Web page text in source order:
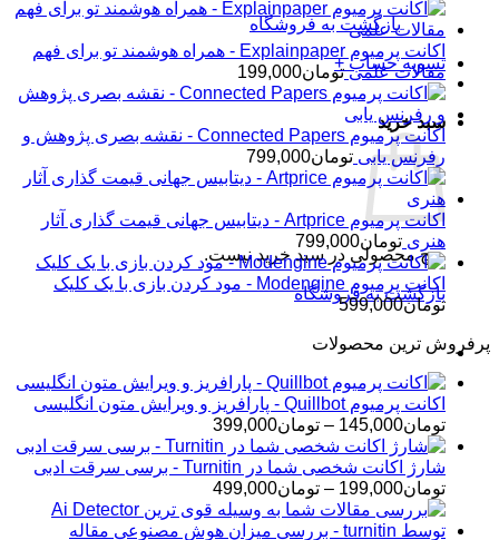
بازگشت به فروشگاه
تسویه حساب +
سبد خرید
هیچ محصولی در سبد خرید نیست.
بازگشت به فروشگاه
تا
تومان499,000
اکانت پرمیوم Explainpaper - همراه هوشمند تو برای فهم
مقالات علمی تومان199,000
اکانت پرمیوم Connected Papers - نقشه بصری پژوهش و
رفرنس یابی تومان799,000
اکانت پرمیوم Artprice - دیتابیس جهانی قیمت ‌گذاری آثار
هنری تومان799,000
اکانت پرمیوم Modengine - مود کردن بازی با یک کلیک
تومان599,000
پرفروش ترین محصولات
اکانت پرمیوم Quillbot - پارافریز و ویرایش متون انگلیسی
تومان145,000
– تومان399,000محدوده
قیمت:
تومان145,000
تا
تومان399,000
شارژ اکانت شخصی شما در Turnitin - برسی سرقت ادبی
تومان199,000
– تومان499,000محدوده
قیمت:
تومان199,000